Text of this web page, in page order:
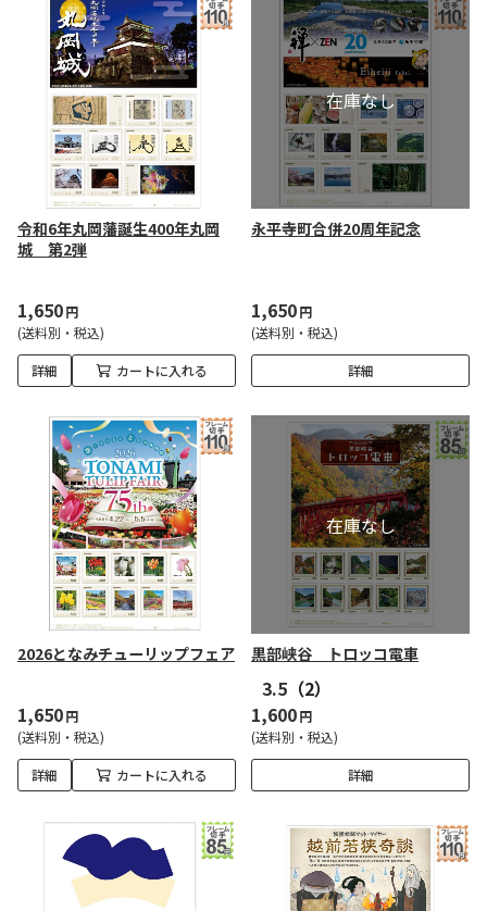
令和6年丸岡藩誕生400年丸岡
城 第2弾
1,650円
(送料別・税込)
詳細 カートに入れる
永平寺町合併20周年記念
1,650円
(送料別・税込)
詳細
2026となみチューリップフェア
1,650円
(送料別・税込)
詳細 カートに入れる
黒部峡谷 トロッコ電車
3.5 （2）
1,600円
(送料別・税込)
詳細